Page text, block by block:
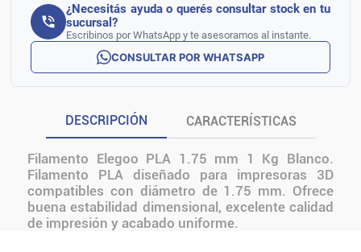
¿Necesitás ayuda o querés consultar stock en tu
sucursal?
Escribinos por WhatsApp y te asesoramos al instante.
CONSULTAR POR WHATSAPP
DESCRIPCIÓN CARACTERÍSTICAS
Filamento Elegoo PLA 1.75 mm 1 Kg Blanco.
Filamento PLA diseñado para impresoras 3D
compatibles con diámetro de 1.75 mm. Ofrece
buena estabilidad dimensional, excelente calidad
de impresión y acabado uniforme.